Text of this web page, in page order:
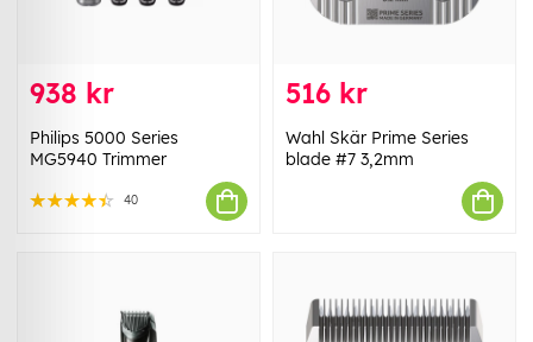
938 kr
Philips 5000 Series
MG5940 Trimmer
40
516 kr
Wahl Skär Prime Series
blade #7 3,2mm